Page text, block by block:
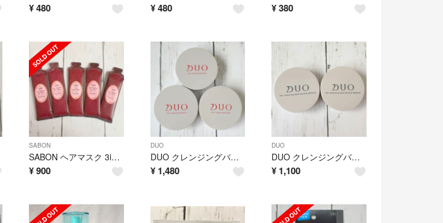
¥480 ¥ 480 ¥380
SABON
SABON ヘアマスク 3in1 グリーン•ローズ 5包
¥900
DUO
DUO クレンジングバーム 20g 3個
¥ 1,480
DUO
DUO クレンジングバーム ブラックリペア 20g 2個
¥ 1,100